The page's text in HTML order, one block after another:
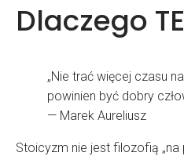
Dlaczego
„Nie trać więcej czasu
powinien być dobry
— Marek Aureliusz
Stoicyzm nie jest filozofią „na